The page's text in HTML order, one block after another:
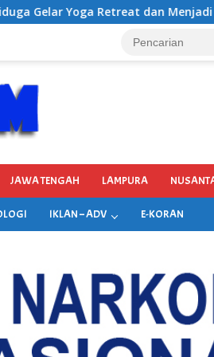
Instruktur Meditasi
JAWA TENGAH LAMPURA
IKLAN – ADV E-KORAN